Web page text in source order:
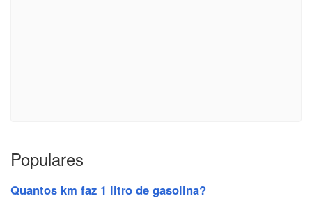
Populares
Quantos km faz 1 litro de gasolina?